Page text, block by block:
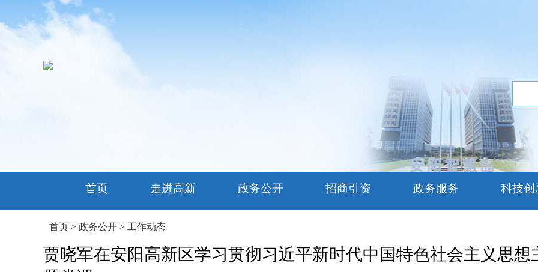
首页 走进高新 政务公开 招商引资 政务服务 科技创
首页 > 政务公开 > 工作动态
贾晓军在安阳高新区学习贯彻习近平新时代中国特色社会主义思